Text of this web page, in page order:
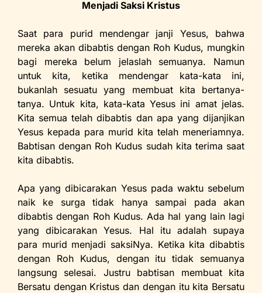
b
o
o
k
l
s
A
p
p
ri
e
n
dl
y
e
Menjadi Saksi Kristus
Saat para purid mendengar janji Yesus, bahwa
mereka akan dibabtis dengan Roh Kudus, mungkin
bagi mereka belum jelaslah semuanya. Namun
untuk kita, ketika mendengar kata-kata ini,
bukanlah sesuatu yang membuat kita bertanya-
tanya. Untuk kita, kata-kata Yesus ini amat jelas.
Kita semua telah dibabtis dan apa yang dijanjikan
Yesus kepada para murid kita telah meneriamnya.
Babtisan dengan Roh Kudus sudah kita terima saat
kita dibabtis.
Apa yang dibicarakan Yesus pada waktu sebelum
naik ke surga tidak hanya sampai pada akan
dibabtis dengan Roh Kudus. Ada hal yang lain lagi
yang dibicarakan Yesus. Hal itu adalah supaya
para murid menjadi saksiNya. Ketika kita dibabtis
dengan Roh Kudus, dengan itu tidak semuanya
langsung selesai. Justru babtisan membuat kita
Bersatu dengan Kristus dan dengan itu kita Bersatu